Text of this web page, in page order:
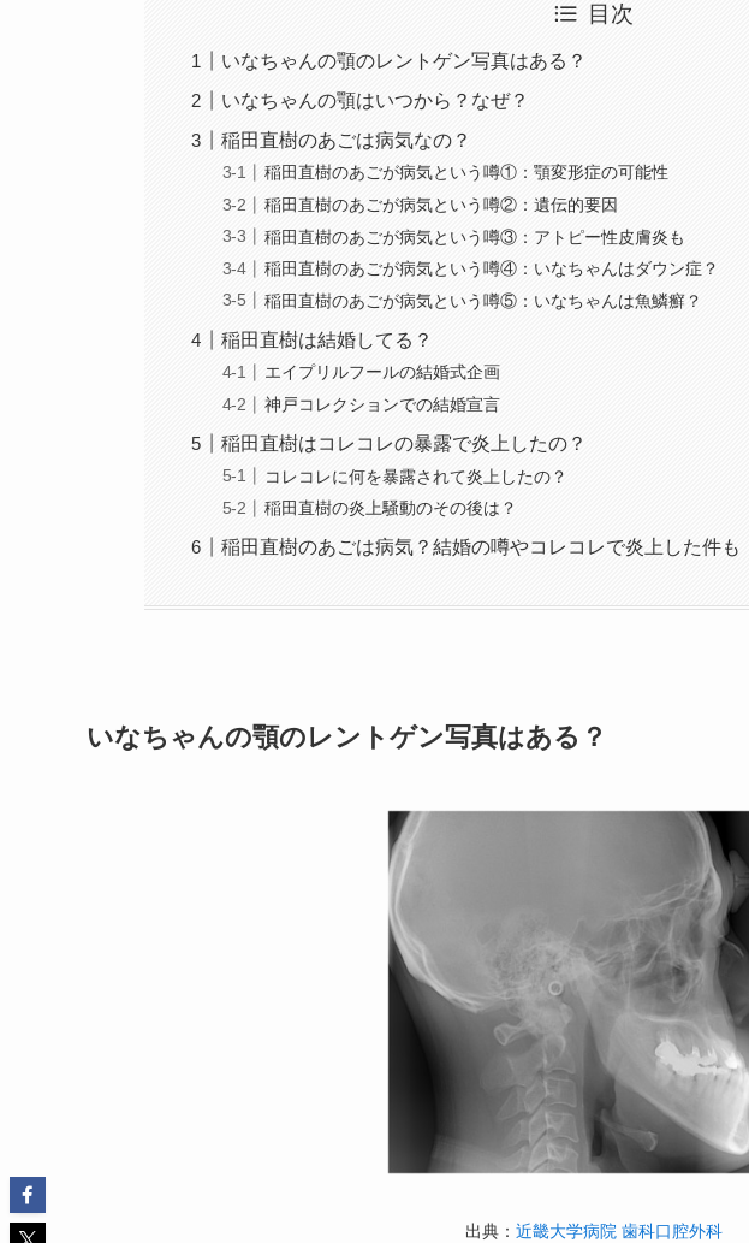
目次
いなちゃんの顎のレントゲン写真はある？
いなちゃんの顎はいつから？なぜ？
稲田直樹のあごは病気なの？
稲田直樹のあごが病気という噂①：顎変形症の可能性
稲田直樹のあごが病気という噂②：遺伝的要因
稲田直樹のあごが病気という噂③：アトピー性皮膚炎も
稲田直樹のあごが病気という噂④：いなちゃんはダウン症？
稲田直樹のあごが病気という噂⑤：いなちゃんは魚鱗癬？
稲田直樹は結婚してる？
エイプリルフールの結婚式企画
神戸コレクションでの結婚宣言
稲田直樹はコレコレの暴露で炎上したの？
コレコレに何を暴露されて炎上したの？
稲田直樹の炎上騒動のその後は？
稲田直樹のあごは病気？結婚の噂やコレコレで炎上した件も
いなちゃんの顎のレントゲン写真はある？
出典： 近畿大学病院 歯科口腔外科